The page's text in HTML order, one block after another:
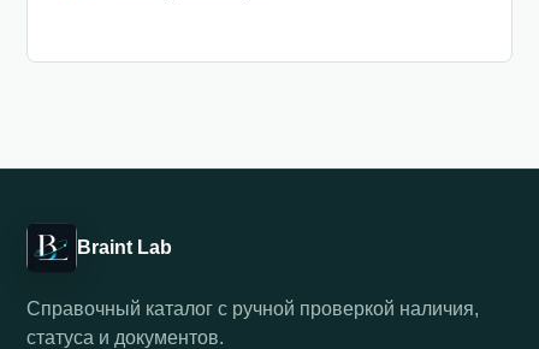
Braint Lab
Справочный каталог с ручной проверкой наличия,
статуса и документов.